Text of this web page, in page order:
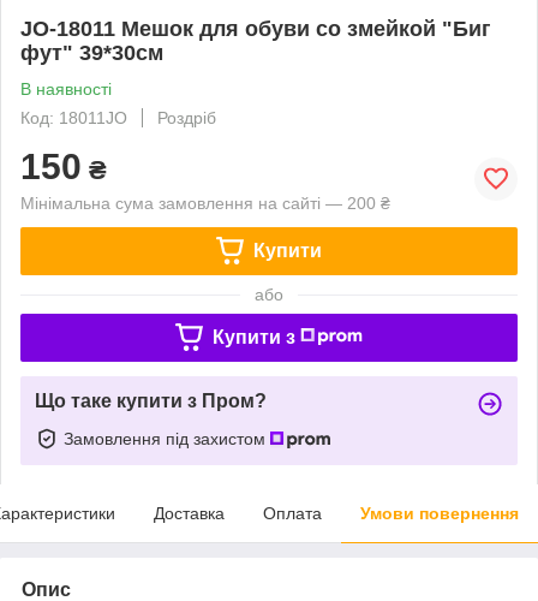
JO-18011 Мешок для обуви со змейкой "Биг
фут" 39*30см
В наявності
Код: 18011JO
Роздріб
150 ₴
Мінімальна сума замовлення на сайті — 200 ₴
Купити
або
Купити з
Що таке купити з Пром?
Замовлення під захистом
Доставка Оплата Умови повернення
Опис